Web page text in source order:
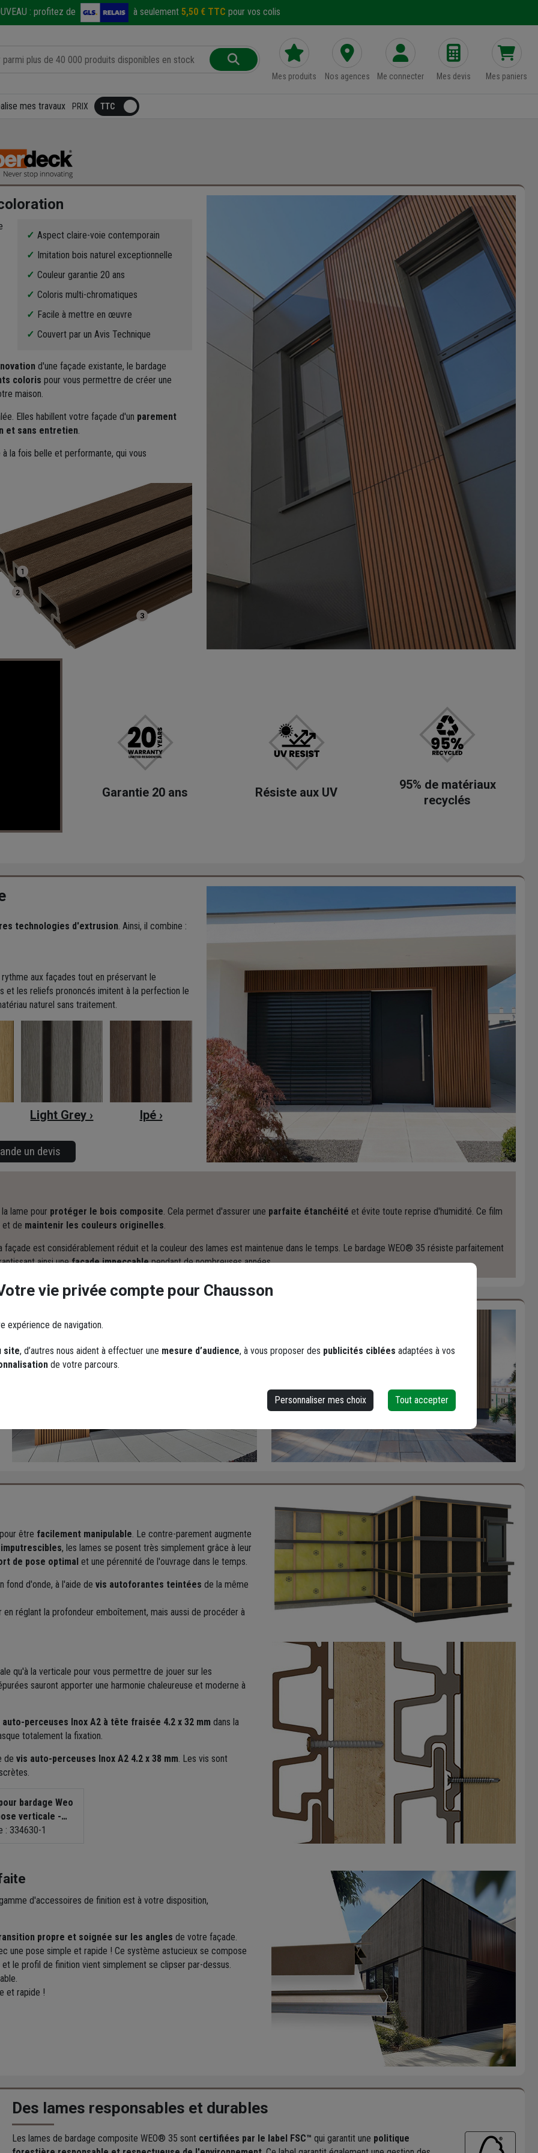
: profitez de à seulement 5,50 € TTC pour vos colis
Mes produits Nos agences Me connecter Mes devis Mes paniers
mes travaux PRIX
Aspect claire-voie contemporain
Imitation bois naturel exceptionnelle
Couleur garantie 20 ans
Coloris multi-chromatiques
Facile à mettre en œuvre
Couvert par un Avis Technique
d'une façade existante, le bardage
coloris pour vous permettre de créer une
maison.
Elles habillent votre façade d'un parement
et sans entretien
la fois belle et performante, qui vous
Garantie 20 ans Résiste aux UV
95% de matériaux
recyclés
technologies d'extrusion . Ainsi, il combine :
aux façades tout en préservant le
et les reliefs prononcés imitent à la perfection le
naturel sans traitement.
Light Grey › Ipé ›
un devis
lame pour protéger le bois composite. Cela permet d'assurer une parfaite étanchéité et évite toute reprise d'humidité. Ce film
et de maintenir les couleurs originelles.
est considérablement réduit et la couleur des lames est maintenue dans le temps. Le bardage WEO® 35 résiste parfaitement
ainsi unefaçade impeccablependant de nombreuses années.
être facilement manipulable. Le contre-parement augmente
, les lames se posent très simplement grâce à leur
de pose optimal et une pérennité de l'ouvrage dans le temps.
fond d'onde, à l'aide de vis autoforantes teintées de la même
réglant la profondeur emboîtement, mais aussi de procéder à
qu'à la verticale pour vous permettre de jouer sur les
sauront apporter une harmonie chaleureuse et moderne à
auto-perceuses Inox A2 à tête fraisée 4.2 x 32 mm dans la
totalement la fixation.
de vis auto-perceuses Inox A2 4.2 x 38 mm. Les vis sont
bardage Weo
verticale -
A2 Tête fraisée -
de vissage
: 334630-1
d'accessoires de finition est à votre disposition,
propre et soignée sur les angles de votre façade.
une pose simple et rapide ! Ce système astucieux se compose
le profil de finition vient simplement se clipser par-dessus.
et rapide !
Des lames responsables et durables
Les lames de bardage composite WEO® 35 sont certifiées par le label FSC™ qui garantit une politique
vie privée compte pour Chausson
expérience de navigation.
site, d’autres nous aident à effectuer une mesure d’audience, à vous proposer des publicités ciblées adaptées à vos
de votre parcours.
Personnaliser mes choix Tout accepter